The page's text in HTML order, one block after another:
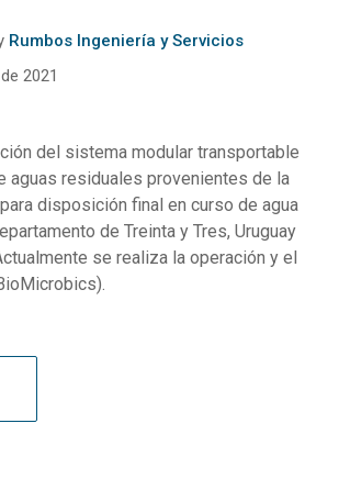
Rumbos Ingeniería y Servicios
2021
del sistema modular transportable
aguas residuales provenientes de la
disposición final en curso de agua
de Treinta y Tres, Uruguay
se realiza la operación y el